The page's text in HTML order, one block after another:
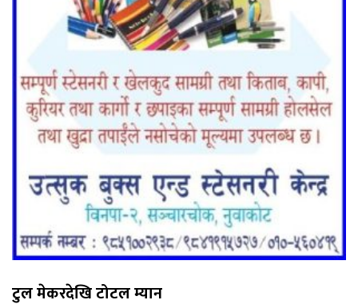
टुल मेकरदेखि टोटल म्यान